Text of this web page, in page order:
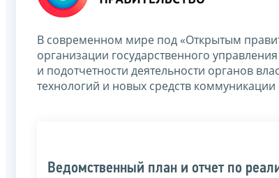
В современном мире под «Открытым
организации государственного
и подотчетности деятельности органов
технологий и новых средств
Ведомственный план и отчет по